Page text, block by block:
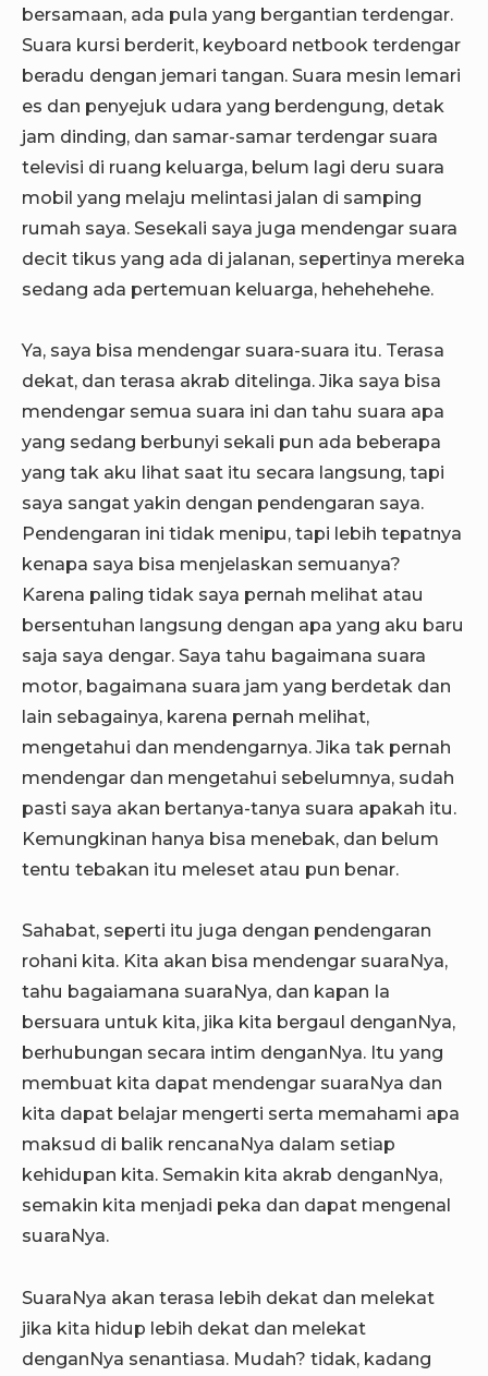
bersamaan, ada pula yang bergantian terdengar.
Suara kursi berderit, keyboard netbook terdengar
beradu dengan jemari tangan. Suara mesin lemari
es dan penyejuk udara yang berdengung, detak
jam dinding, dan samar-samar terdengar suara
televisi di ruang keluarga, belum lagi deru suara
mobil yang melaju melintasi jalan di samping
rumah saya. Sesekali saya juga mendengar suara
decit tikus yang ada di jalanan, sepertinya mereka
sedang ada pertemuan keluarga, hehehehehe.
Ya, saya bisa mendengar suara-suara itu. Terasa
dekat, dan terasa akrab ditelinga. Jika saya bisa
mendengar semua suara ini dan tahu suara apa
yang sedang berbunyi sekali pun ada beberapa
yang tak aku lihat saat itu secara langsung, tapi
saya sangat yakin dengan pendengaran saya.
Pendengaran ini tidak menipu, tapi lebih tepatnya
kenapa saya bisa menjelaskan semuanya?
Karena paling tidak saya pernah melihat atau
bersentuhan langsung dengan apa yang aku baru
saja saya dengar. Saya tahu bagaimana suara
motor, bagaimana suara jam yang berdetak dan
lain sebagainya, karena pernah melihat,
mengetahui dan mendengarnya. Jika tak pernah
mendengar dan mengetahui sebelumnya, sudah
pasti saya akan bertanya-tanya suara apakah itu.
Kemungkinan hanya bisa menebak, dan belum
tentu tebakan itu meleset atau pun benar.
Sahabat, seperti itu juga dengan pendengaran
rohani kita. Kita akan bisa mendengar suaraNya,
tahu bagaiamana suaraNya, dan kapan Ia
bersuara untuk kita, jika kita bergaul denganNya,
berhubungan secara intim denganNya. Itu yang
membuat kita dapat mendengar suaraNya dan
kita dapat belajar mengerti serta memahami apa
maksud di balik rencanaNya dalam setiap
kehidupan kita. Semakin kita akrab denganNya,
semakin kita menjadi peka dan dapat mengenal
suaraNya.
SuaraNya akan terasa lebih dekat dan melekat
jika kita hidup lebih dekat dan melekat
denganNya senantiasa. Mudah? tidak, kadang